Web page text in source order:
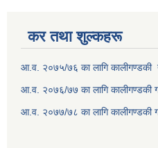
कर तथा शुल्कहरू
आ.व. २०७५/७६ का लागि कालीगण्डकी
आ.व. २०७६/७७ का लागि कालीगण्डकी
आ.व. २०७७/७८ का लागि कालीगण्डकी